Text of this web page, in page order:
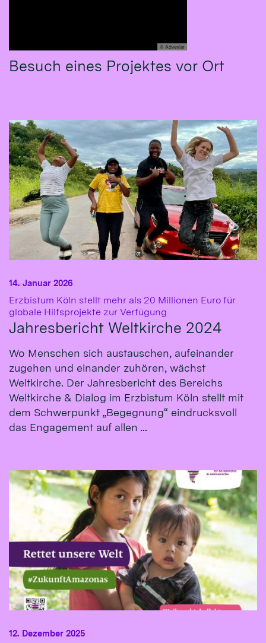
© Adveniat
Besuch eines Projektes vor Ort
Erzbistum Köln stellt mehr als 20 Millionen Euro für
globale Hilfsprojekte zur Verfügung
Jahresbericht Weltkirche 2024
14. Januar 2026
Wo Menschen sich austauschen, aufeinander
zugehen und einander zuhören, wächst
Weltkirche. Der Jahresbericht des Bereichs
Weltkirche & Dialog im Erzbistum Köln stellt mit
dem Schwerpunkt „Begegnung“ eindrucksvoll
das Engagement auf allen ...
12. Dezember 2025